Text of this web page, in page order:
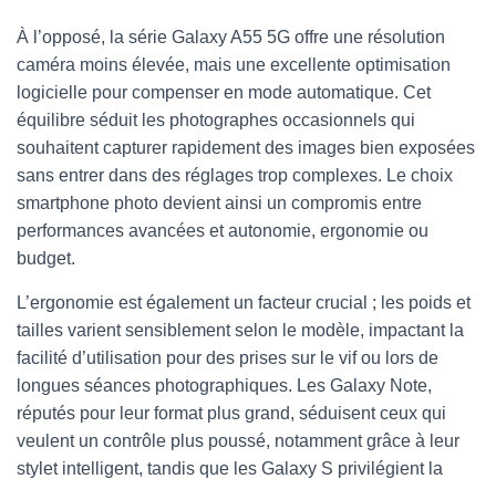
À l’opposé, la série Galaxy A55 5G offre une résolution
caméra moins élevée, mais une excellente optimisation
logicielle pour compenser en mode automatique. Cet
équilibre séduit les photographes occasionnels qui
souhaitent capturer rapidement des images bien exposées
sans entrer dans des réglages trop complexes. Le choix
smartphone photo devient ainsi un compromis entre
performances avancées et autonomie, ergonomie ou
budget.
L’ergonomie est également un facteur crucial ; les poids et
tailles varient sensiblement selon le modèle, impactant la
facilité d’utilisation pour des prises sur le vif ou lors de
longues séances photographiques. Les Galaxy Note,
réputés pour leur format plus grand, séduisent ceux qui
veulent un contrôle plus poussé, notamment grâce à leur
stylet intelligent, tandis que les Galaxy S privilégient la